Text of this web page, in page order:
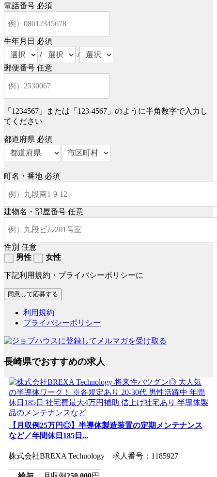
電話番号 必須
生年月日 必須
/
/
郵便番号 任意
「1234567」または「123-4567」のように半角数字で入力し
てください
都道府県 必須
町名・番地 必須
建物名・部屋番号 任意
性別 任意
男性
女性
下記利用規約・プライバシーポリシーに
利用規約
プライバシーポリシー
長崎県でおすすめの求人
【月収例25万円◎】半導体製造装置の定期メンテナンス
など／年間休日185日...
株式会社BREXA Technology 求人番号：1185927